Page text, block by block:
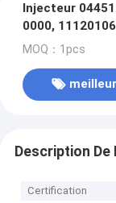
Injecteur
0000,
d'échange
MOQ：1pcs
Description De
Certification